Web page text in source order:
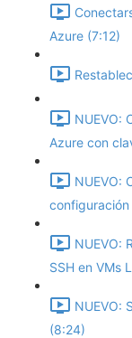
Azure (7:12)
NUEVO:
Azure con
NUEVO:
configuración
NUEVO:
SSH en VMs
NUEVO:
(8:24)